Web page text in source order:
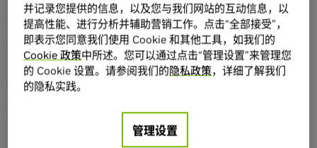
在办公场景中，文档类型图像被广泛使用，比如证件、发
票、合同、保险单、扫描书籍、拍摄的表格等，这类图像包
含了大量的纯文本信息，还包含有表格、图片、印章、手
写、公式等复杂的版面布局和结构信息。早前这些信息均采
用人工来处理，需要耗费大量人力，很大程度上阻碍了企业
的办公效率 。其图像文档识别与内容理解业务就是为了解决
自 2017 年以来的不断耕耘，金山办公在图像文档识别与理
并记录您提供的信息，以及您与我们网站的互动信息，以
提高性能、进行分析并辅助营销工作。点击“全部接受”，
即表示您同意我们使用 Cookie 和其他工具，如我们的
Cookie 政策中所述。您可以通过点击“管理设置”来管理您
的 Cookie 设置。请参阅我们的隐私政策，详细了解我们
的隐私实践。
管理设置